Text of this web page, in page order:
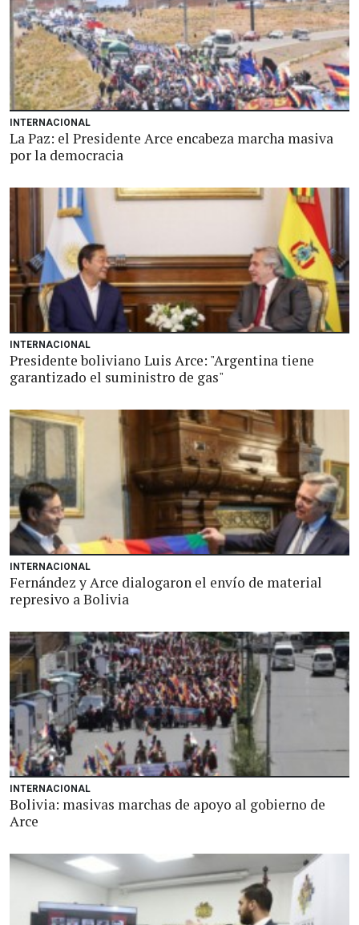
INTERNACIONAL
La Paz: el Presidente Arce encabeza marcha masiva
por la democracia
INTERNACIONAL
Presidente boliviano Luis Arce: "Argentina tiene
garantizado el suministro de gas"
INTERNACIONAL
Fernández y Arce dialogaron el envío de material
represivo a Bolivia
INTERNACIONAL
Bolivia: masivas marchas de apoyo al gobierno de
Arce